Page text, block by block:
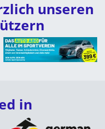
unseren
in